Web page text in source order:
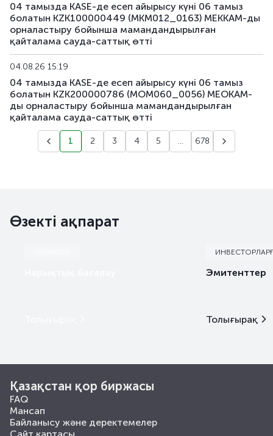
04 тамызда KASE-де есеп айырысу күні 06 тамыз
болатын KZK100000449 (MKM012_0163) МЕККАМ-ды
орналастыру бойынша мамандандырылған
қайталама сауда-саттық өтті
04.08.26 15:19
04 тамызда KASE-де есеп айырысу күні 06 тамыз
болатын KZK200000786 (MOM060_0056) МЕОКАМ-
ды орналастыру бойынша мамандандырылған
қайталама сауда-саттық өтті
1 2 3 4 5 ... 678
Өзекті ақпарат
Эмитенттер
Толығырақ
Қазақстан қор биржасы
FAQ
Мансап
Байланысу және деректемелер